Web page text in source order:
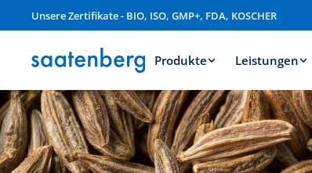
Unsere Zertifikate - BIO, ISO, GMP+, FDA, KOSCHER
Produkte Leistungen